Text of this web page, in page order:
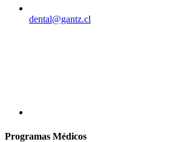
dental@gantz.cl
Programas Médicos